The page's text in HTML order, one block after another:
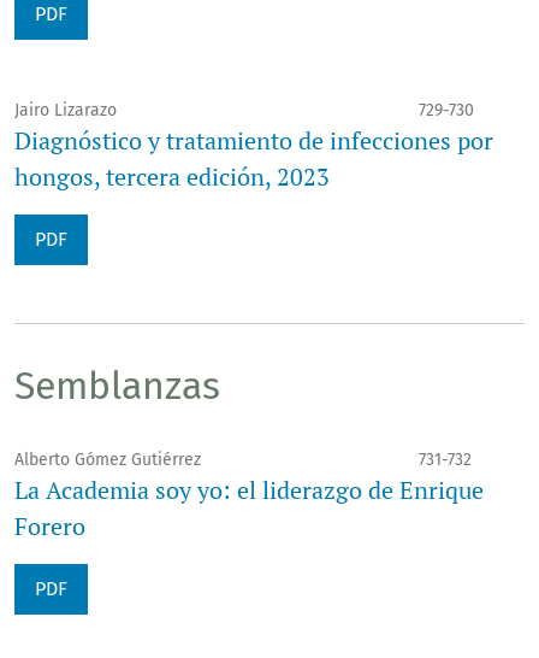
PDF
Jairo Lizarazo 729-730
Diagnóstico y tratamiento de infecciones por
hongos, tercera edición, 2023
PDF
Semblanzas
Alberto Gómez Gutiérrez 731-732
La Academia soy yo: el liderazgo de Enrique
Forero
PDF